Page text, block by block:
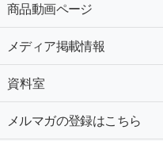
商品動画ページ
メディア掲載情報
資料室
メルマガの登録はこちら